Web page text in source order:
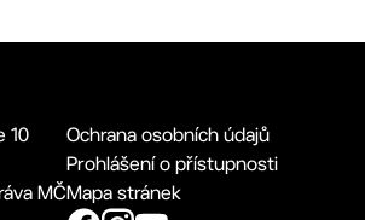
10
MČ
Ochrana osobních údajů
Prohlášení o přístupnosti
Mapa stránek